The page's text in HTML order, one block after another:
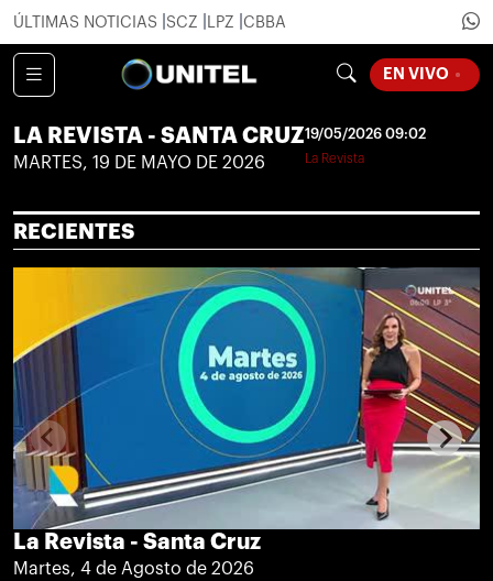
ÚLTIMAS NOTICIAS SCZ LPZ CBBA
EN VIVO
LA REVISTA - SANTA CRUZ
MARTES, 19 DE MAYO DE 2026
19/05/2026 09:02
La Revista
RECIENTES
La Revista - Santa Cruz
Martes, 4 de Agosto de 2026